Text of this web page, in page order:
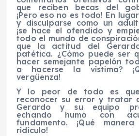
que reciben becas del
¡Pero eso no es todo! En
y disculparse como un
¡se hace el ofendido y
todo el mundo de
que la actitud del
patética. ¿Cómo puede ser
hacer semejante papelón
a hacerse la vístima?
vergüenza!
Y lo peor de todo es
reconocer su error y tratar
Gerardo y su equipo
echando humo con
fundamento. ¡Qué
ridículo!